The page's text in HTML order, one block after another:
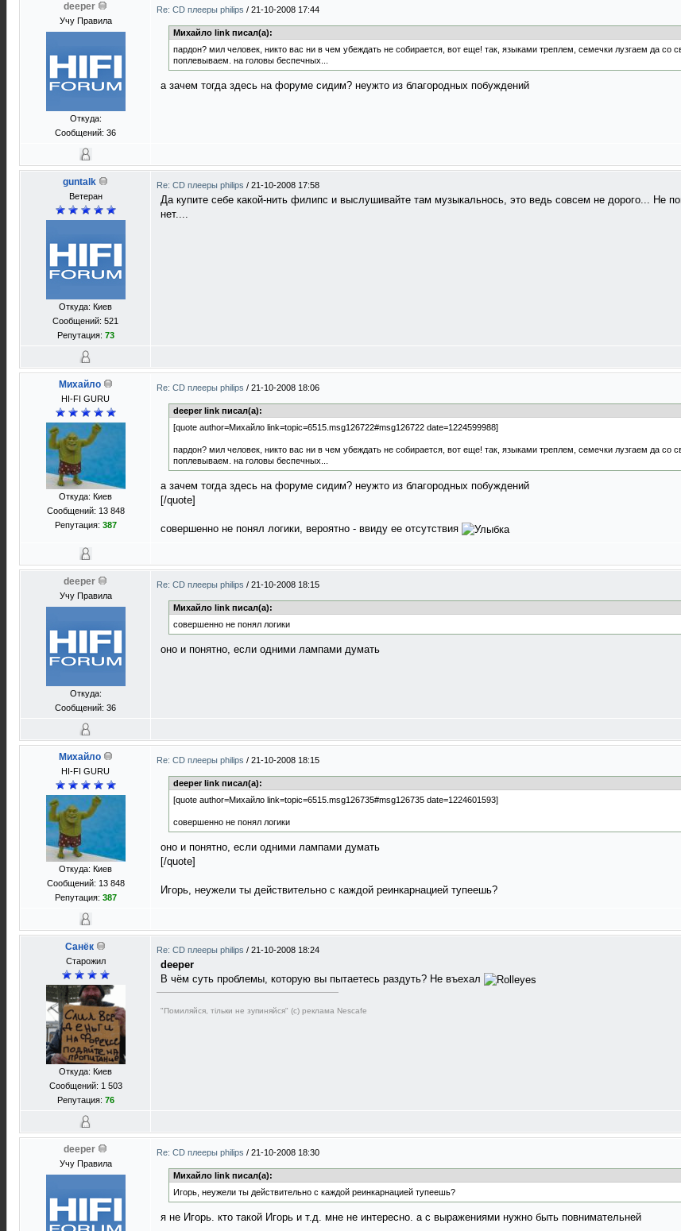
deeper
Учу Правила
Откуда:
Сообщений: 36
Re: CD плееры philips / 21-10-2008 17:44
Михайло link писал(а):
пардон? мил человек, никто вас ни в чем убеждать не собирается, вот еще! так, языками треплем, семечки лузгаем да со
поплевываем. на головы беспечных...
а зачем тогда здесь на форуме сидим? неужто из благородных побуждений
guntalk
Ветеран
Откуда: Киев
Сообщений: 521
Репутация: 73
Re: CD плееры philips / 21-10-2008 17:58
Да купите себе какой-нить филипс и выслушивайте там музыкальнось, это ведь совсем не дорого... Не
нет....
Михайло
HI-FI GURU
Откуда: Киев
Сообщений: 13 848
Репутация: 387
Re: CD плееры philips / 21-10-2008 18:06
deeper link писал(а):
[quote author=Михайло link=topic=6515.msg126722#msg126722 date=1224599988]
пардон? мил человек, никто вас ни в чем убеждать не собирается, вот еще! так, языками треплем, семечки лузгаем да со
поплевываем. на головы беспечных...
а зачем тогда здесь на форуме сидим? неужто из благородных побуждений
[/quote]
совершенно не понял логики, вероятно - ввиду ее отсутствия
deeper
Учу Правила
Откуда:
Сообщений: 36
Re: CD плееры philips / 21-10-2008 18:15
Михайло link писал(а):
совершенно не понял логики
оно и понятно, если одними лампами думать
Михайло
HI-FI GURU
Откуда: Киев
Сообщений: 13 848
Репутация: 387
Re: CD плееры philips / 21-10-2008 18:15
deeper link писал(а):
[quote author=Михайло link=topic=6515.msg126735#msg126735 date=1224601593]
совершенно не понял логики
оно и понятно, если одними лампами думать
[/quote]
Игорь, неужели ты действительно с каждой реинкарнацией тупеешь?
Санёк
Старожил
Откуда: Киев
Сообщений: 1 503
Репутация: 76
Re: CD плееры philips / 21-10-2008 18:24
deeper
В чём суть проблемы, которую вы пытаетесь раздуть? Не въехал
"Помиляйся, тільки не зупиняйся" (с) реклама Nescafe
deeper
Учу Правила
Re: CD плееры philips / 21-10-2008 18:30
Михайло link писал(а):
Игорь, неужели ты действительно с каждой реинкарнацией тупеешь?
я не Игорь. кто такой Игорь и т.д. мне не интересно. а с выражениями нужно быть повнимательней